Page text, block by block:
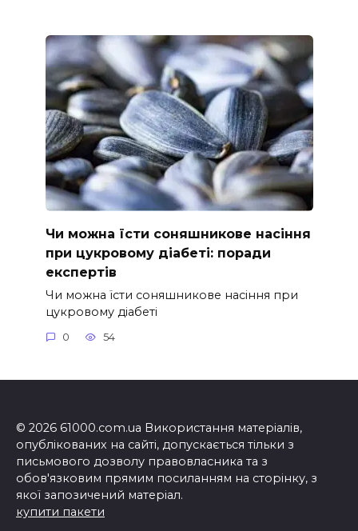
Чи можна їсти соняшникове насіння
при цукровому діабеті: поради
експертів
Чи можна їсти соняшникове насіння при
цукровому діабеті
0 54
© 2026 61000.com.ua Використання матеріалів,
опублікованих на сайті, допускається тільки з
письмового дозволу правовласника та з
обов'язковим прямим посиланням на сторінку, з
якої запозичений матеріал.
купити пакети